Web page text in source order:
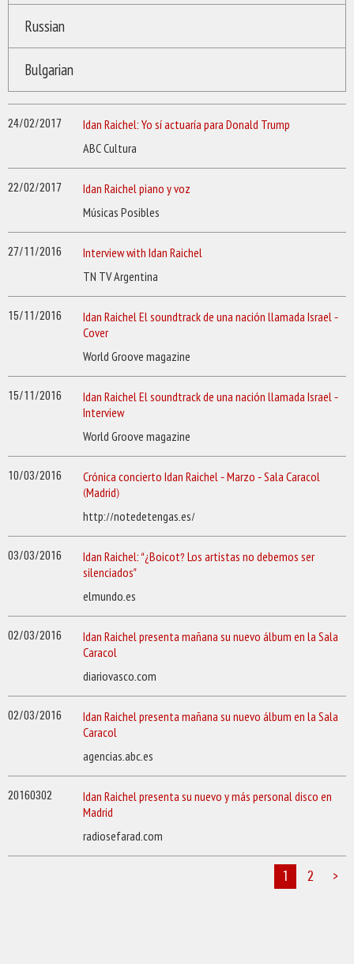
Russian
Bulgarian
24/02/2017
Idan Raichel: Yo sí actuaría para Donald Trump
ABC Cultura
22/02/2017
Idan Raichel piano y voz
Músicas Posibles
27/11/2016
Interview with Idan Raichel
TN TV Argentina
15/11/2016
Idan Raichel El soundtrack de una nación llamada Israel –
Cover
World Groove magazine
15/11/2016
Idan Raichel El soundtrack de una nación llamada Israel –
Interview
World Groove magazine
10/03/2016
Crónica concierto Idan Raichel – Marzo – Sala Caracol
(Madrid)
http://notedetengas.es/
03/03/2016
Idan Raichel: “¿Boicot? Los artistas no debemos ser
silenciados”
elmundo.es
02/03/2016
Idan Raichel presenta mañana su nuevo álbum en la Sala
Caracol
diariovasco.com
02/03/2016
Idan Raichel presenta mañana su nuevo álbum en la Sala
Caracol
agencias.abc.es
20160302
Idan Raichel presenta su nuevo y más personal disco en
Madrid
radiosefarad.com
1 2 >